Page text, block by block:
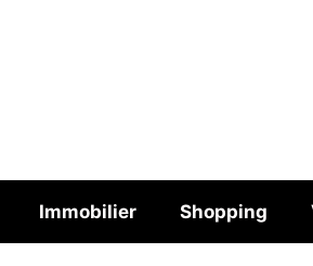
Immobilier Shopping